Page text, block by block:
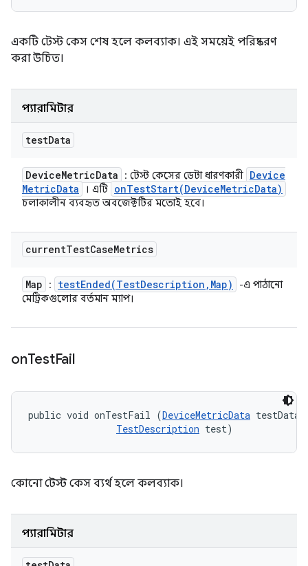
একটি টেস্ট কেস শেষ হলে কলব্যাক। এই সময়েই পরিষ্করণ
করা উচিত।
প্যারামিটার
testData
DeviceMetricData : টেস্ট কেসের ডেটা ধারণকারী Device
MetricData । এটি onTestStart(DeviceMetricData)
চলাকালীন ব্যবহৃত অবজেক্টটির মতোই হবে।
currentTestCaseMetrics
Map : testEnded(TestDescription , Map)
-এ পাঠানো
মেট্রিকগুলোর বর্তমান ম্যাপ।
onTestFail
public void onTestFail (DeviceMetricData
TestDescription test)
কোনো টেস্ট কেস ব্যর্থ হলে কলব্যাক।
প্যারামিটার